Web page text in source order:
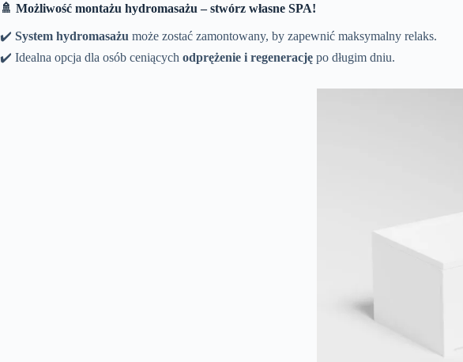
🚿 Możliwość montażu hydromasażu – stwórz własne SPA!
✔️ System hydromasażu może zostać zamontowany, by zapewnić maksymalny relaks.
✔️ Idealna opcja dla osób ceniących odprężenie i regenerację po długim dniu.